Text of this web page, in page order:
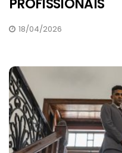
PROFISSIONAIS
18/04/2026